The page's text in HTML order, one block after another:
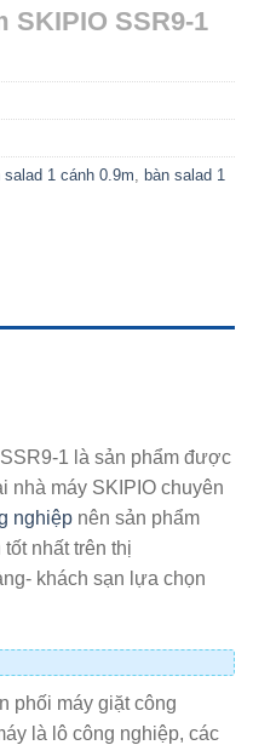
SKIPIO SSR9-1
salad 1 cánh 0.9m, bàn salad 1
1 là sản phẩm được
nhà máy SKIPIO chuyên
nghiệp nên sản phẩm
nhất trên thị
khách sạn lựa chọn
phối máy giặt công
là lô công nghiệp, các